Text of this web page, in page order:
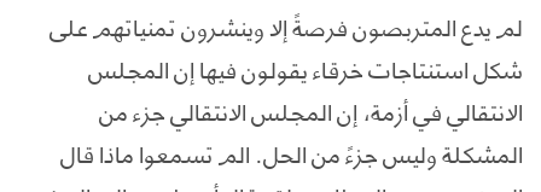
لم يدع المتربصون فرصةً إلا وينشرون تمنياتهم على
شكل استنتاجات خرقاء يقولون فيها إن المجلس
الانتقالي في أزمة، إن المجلس الانتقالي جزء من
المشكلة وليس جزءً من الحل. الم تسمعوا ماذا قال